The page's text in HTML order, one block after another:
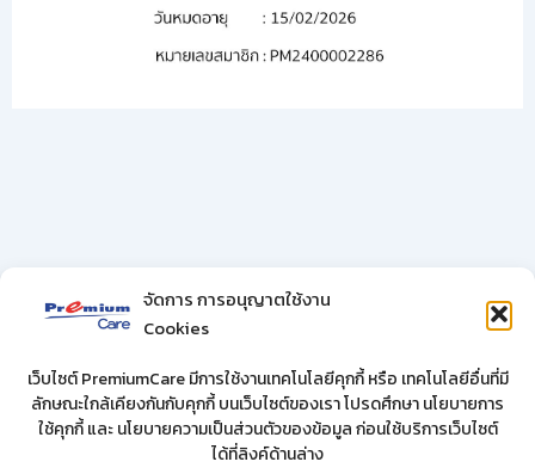
จัดการ การอนุญาตใช้งาน
Cookies
เว็บไซต์ PremiumCare มีการใช้งานเทคโนโลยีคุกกี้ หรือ เทคโนโลยีอื่นที่มี
ลักษณะใกล้เคียงกันกับคุกกี้ บนเว็บไซต์ของเรา โปรดศึกษา นโยบายการ
ใช้คุกกี้ และ นโยบายความเป็นส่วนตัวของข้อมูล ก่อนใช้บริการเว็บไซต์
ได้ที่ลิงค์ด้านล่าง